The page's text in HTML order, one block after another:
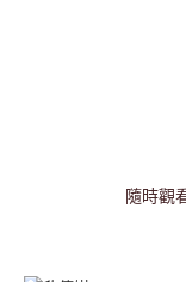
隨時觀